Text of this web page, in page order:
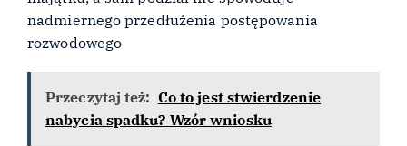
nadmiernego przedłużenia postępowania
rozwodowego
Przeczytaj też: Co to jest stwierdzenie
nabycia spadku? Wzór wniosku